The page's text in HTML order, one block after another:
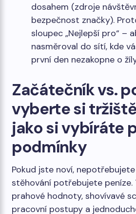
dosahem (zdroje
bezpečnost značky).
sloupec „Nejlepší pro“ –
nasměroval do sítí, kde
první den nezakopne o
Začátečník vs.
vyberte si
jako si vybíráte
podmínky
Pokud jste noví, nepotřebujete
stěhování potřebujete peníze.
prahové hodnoty, shovívavé
pracovní postupy a